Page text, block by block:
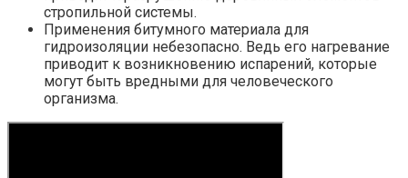
стропильной системы.
Применения битумного материала для
гидроизоляции небезопасно. Ведь его нагревание
приводит к возникновению испарений, которые
могут быть вредными для человеческого
организма.